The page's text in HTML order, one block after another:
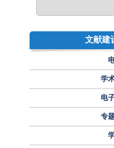
文献建
学
电
专